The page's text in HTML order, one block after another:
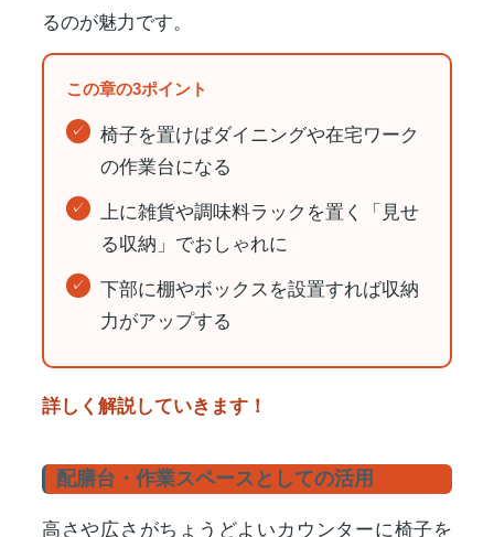
るのが魅力です。
この章の3ポイント
椅子を置けばダイニングや在宅ワーク
の作業台になる
上に雑貨や調味料ラックを置く「見せ
る収納」でおしゃれに
下部に棚やボックスを設置すれば収納
力がアップする
詳しく解説していきます！
配膳台・作業スペースとしての活用
高さや広さがちょうどよいカウンターに椅子を